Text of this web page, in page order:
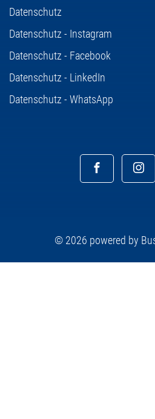
Datenschutz
Datenschutz - Instagram
Datenschutz - Facebook
Datenschutz - LinkedIn
Datenschutz - WhatsApp
© 2026 powered by